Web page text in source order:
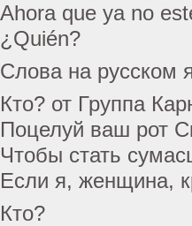
Ahora que ya no
¿Quién?
Слова на русском
Кто? от Группа
Поцелуй ваш рот
Чтобы стать
Если я, женщина,
Кто?